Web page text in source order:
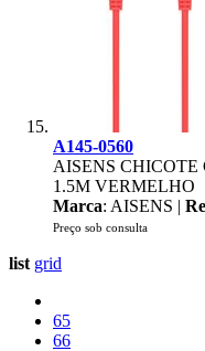
A145-0560
AISENS CHICOTE
1.5M VERMELHO
Marca: AISENS |
Preço sob consulta
list grid
65
66